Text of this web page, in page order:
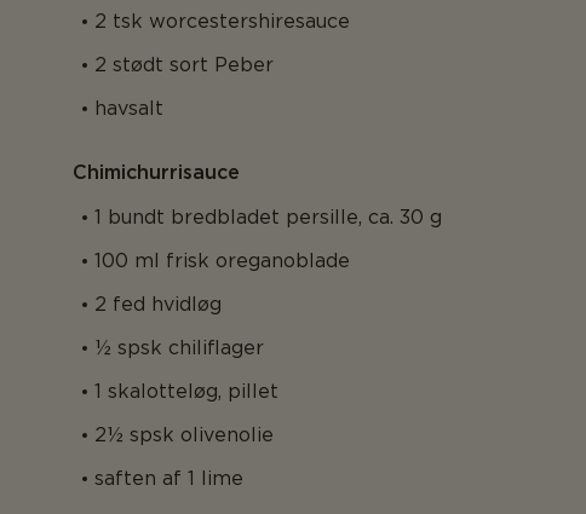
2 tsk worcestershiresauce
2 stødt sort Peber
havsalt
Chimichurrisauce
1 bundt bredbladet persille, ca. 30 g
100 ml frisk oreganoblade
2 fed hvidløg
½ spsk chiliflager
1 skalotteløg, pillet
2½ spsk olivenolie
saften af 1 lime